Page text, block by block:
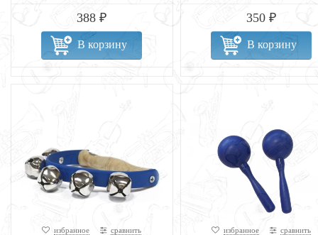
388 ₽
В корзину
350 ₽
В корзину
избранное сравнить избранное сравнить